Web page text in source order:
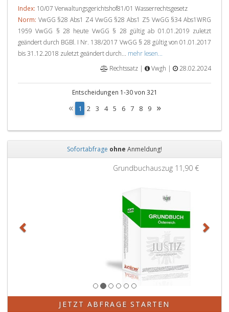
Index: 10/07 Verwaltungsgerichtshof81/01 Wasserrechtsgesetz
Norm: VwGG §28 Abs1 Z4 VwGG §28 Abs1 Z5 VwGG §34 Abs1WRG
1959 VwGG § 28 heute VwGG § 28 gültig ab 01.01.2019 zuletzt
geändert durch BGBl. I Nr. 138/2017 VwGG § 28 gültig von 01.01.2017
bis 31.12.2018 zuletzt geändert durch... mehr lesen...
Rechtssatz |
Vwgh | 28.02.2024
Entscheidungen 1-30 von 321
« 1
c
r
e
2 3 4 5 6 7 8 9 »
Sofortabfrage ohne Anmeldung!
Grundbuchauszug11,90 €
JETZT ABFRAGE STARTEN